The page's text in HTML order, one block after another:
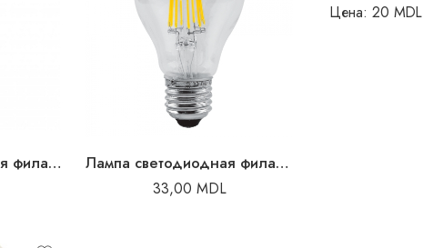
Лампа светодиодная филаментная 4В 2700K E14 C35 LEDline Лампа светодиодная филаментная 4В 2700K E27 LEDline
33,00 MDL
Цена: 20 MDL